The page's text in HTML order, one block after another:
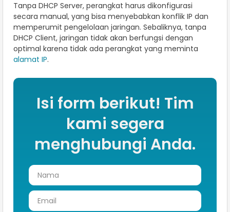
Tanpa DHCP Server, perangkat harus dikonfigurasi
secara manual, yang bisa menyebabkan konflik IP dan
memperumit pengelolaan jaringan. Sebaliknya, tanpa
DHCP Client, jaringan tidak akan berfungsi dengan
optimal karena tidak ada perangkat yang meminta
alamat IP.
Isi form berikut! Tim
kami segera
menghubungi Anda.